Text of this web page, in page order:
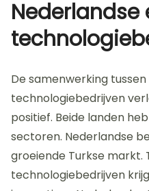
Hoe verloopt
Nederlandse